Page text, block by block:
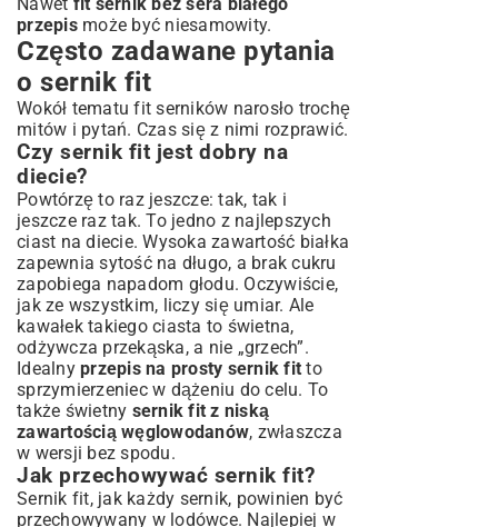
przepismoże być niesamowity.
Często zadawane pytania
o sernik fit
Wokół tematu fit serników narosło trochę
mitów i pytań. Czas się z nimi rozprawić.
Czy sernik fit jest dobry na
diecie?
Powtórzę to raz jeszcze: tak, tak i
jeszcze raz tak. To jedno z najlepszych
ciast na diecie. Wysoka zawartość białka
zapewnia sytość na długo, a brak cukru
zapobiega napadom głodu. Oczywiście,
jak ze wszystkim, liczy się umiar. Ale
kawałek takiego ciasta to świetna,
odżywcza przekąska, a nie „grzech”.
Idealny przepis na prosty sernik fit to
sprzymierzeniec w dążeniu do celu. To
także świetny sernik fit z niską
zawartością węglowodanów, zwłaszcza
w wersji bez spodu.
Jak przechowywać sernik fit?
Sernik fit, jak każdy sernik, powinien być
przechowywany w lodówce. Najlepiej w